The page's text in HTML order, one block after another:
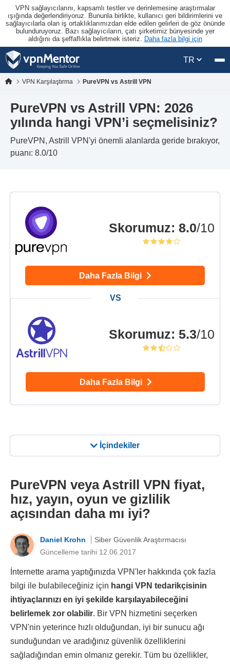
VPN sağlayıcılarını, kapsamlı testler ve derinlemesine araştırmalar
ışığında değerlendiriyoruz. Bununla birlikte, kullanıcı geri bildirimlerini ve
sağlayıcılarla olan iş ortaklıklarımızdan elde edilen gelirleri de göz önünde
bulunduruyoruz. Bazı sağlayıcıların, çatı şirketimiz bünyesinde yer
aldığını da şeffaflıkla belirtmek isteriz. Daha fazla bilgi için
TR
VPN Karşılaştırma PureVPN vs Astrill VPN
PureVPN vs Astrill VPN: 2026
yılında hangi VPN’i seçmelisiniz?
PureVPN, Astrill VPN'yi önemli alanlarda geride bırakıyor,
puanı: 8.0/10
İçindekiler
Skorumuz: 8.0/10
Daha Fazla Bilgi
Skorumuz: 5.3/10
Daha Fazla Bilgi
PureVPN veya Astrill VPN fiyat,
hız, yayın, oyun ve gizlilik
açısından daha mı iyi?
Daniel Krohn
Siber Güvenlik Araştırmacısı
Güncelleme tarihi 12.06.2017
İnternette arama yaptığınızda VPN'ler hakkında çok fazla
bilgi ile bulabileceğiniz için hangi VPN tedarikçisinin
ihtiyaçlarınızı en iyi şekilde karşılayabileceğini
belirlemek zor olabilir. Bir VPN hizmetini seçerken
VPN'nin yeterince hızlı olduğundan, iyi bir sunucu ağı
sunduğundan ve aradığınız güvenlik özelliklerini
sağladığından emin olmanız gerekir. Tüm bu özellikler,